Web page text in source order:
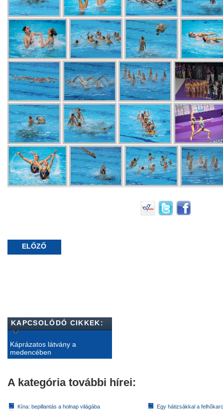
ELŐZŐ
KAPCSOLÓDÓ CIKKEK:
Káprázatos látvány a
medencében
A kategória további hírei:
Kína: bepillantás a holnap világába
Egy hátizsákkal a